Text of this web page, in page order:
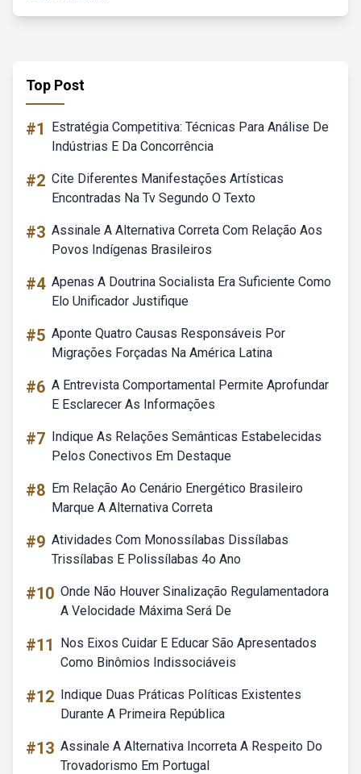
Top Post
#1
Estratégia Competitiva: Técnicas Para Análise De
Indústrias E Da Concorrência
#2 Cite Diferentes Manifestações Artísticas
Encontradas Na Tv Segundo O Texto
#3 Assinale A Alternativa Correta Com Relação Aos
Povos Indígenas Brasileiros
#4 Apenas A Doutrina Socialista Era Suficiente Como
Elo Unificador Justifique
#5 Aponte Quatro Causas Responsáveis Por
Migrações Forçadas Na América Latina
#6 A Entrevista Comportamental Permite Aprofundar
E Esclarecer As Informações
#7 Indique As Relações Semânticas Estabelecidas
Pelos Conectivos Em Destaque
#8 Em Relação Ao Cenário Energético Brasileiro
Marque A Alternativa Correta
#9 Atividades Com Monossílabas Dissílabas
Trissílabas E Polissílabas 4o Ano
#10 Onde Não Houver Sinalização Regulamentadora
A Velocidade Máxima Será De
#11
Nos Eixos Cuidar E Educar São Apresentados
Como Binômios Indissociáveis
#12 Indique Duas Práticas Políticas Existentes
Durante A Primeira República
#13 Assinale A Alternativa Incorreta A Respeito Do
Trovadorismo Em Portugal